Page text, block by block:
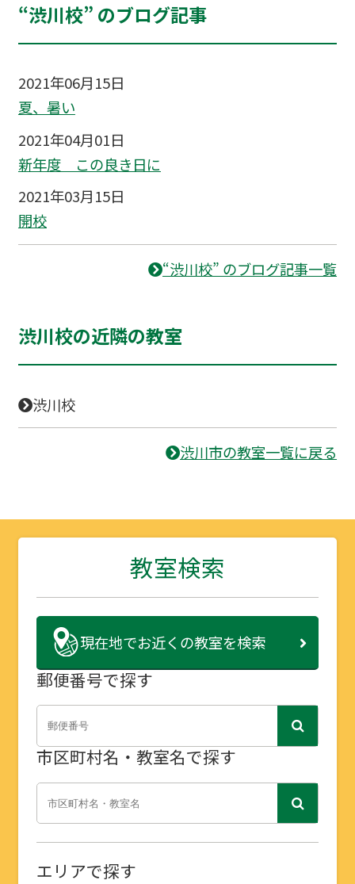
“渋川校” のブログ記事
2021年06月15日
夏、暑い
2021年04月01日
新年度 この良き日に
2021年03月15日
開校
“渋川校” のブログ記事一覧
渋川校の近隣の教室
渋川校
渋川市の教室一覧に戻る
教室検索
現在地でお近くの教室を検索
郵便番号で探す
市区町村名・教室名で探す
エリアで探す